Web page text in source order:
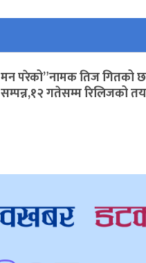
मन परेको”नामक तिज गितको
सम्पन्न,१२ गतेसम्म रिलिजको